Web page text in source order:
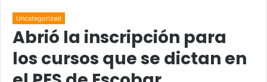
Uncategorized
Abrió la inscripción para
los cursos que se dictan en